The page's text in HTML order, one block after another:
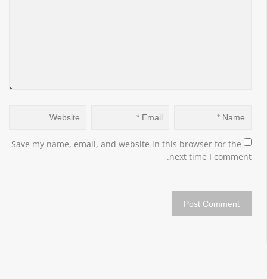
Save my name, email, and website in this browser for the
next time I comment.